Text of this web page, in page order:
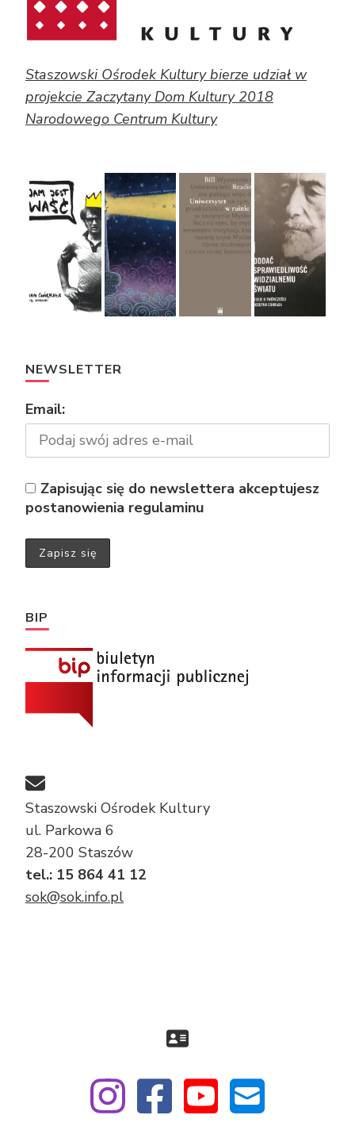
Staszowski Ośrodek Kultury bierze udział w
projekcie Zaczytany Dom Kultury 2018
Narodowego Centrum Kultury
NEWSLETTER
Email:
Zapisując się do newslettera akceptujesz
postanowienia regulaminu
BIP
Staszowski Ośrodek Kultury
ul. Parkowa 6
28-200 Staszów
tel.: 15 864 41 12
sok@sok.info.pl